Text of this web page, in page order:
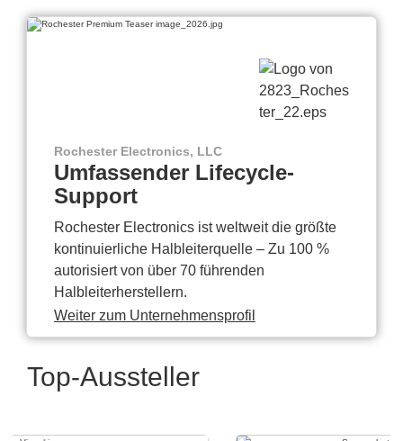
Rochester Electronics, LLC
Umfassender Lifecycle-
Support
Rochester Electronics ist weltweit die größte
kontinuierliche Halbleiterquelle – Zu 100 %
autorisiert von über 70 führenden
Halbleiterherstellern.
Weiter zum Unternehmensprofil
Top-Aussteller